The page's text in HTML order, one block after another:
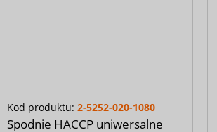
Kod produktu: 2-5252-020-1080
Spodnie HACCP uniwersalne